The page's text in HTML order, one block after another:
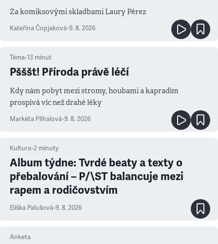
Za komiksovými skladbami Laury Pérez
Kateřina Čopjaková•9. 8. 2026
Téma•13 minut
Pšššt! Příroda právě léčí
Kdy nám pobyt mezi stromy, houbami a kapradím
prospívá víc než drahé léky
Markéta Plíhalová•9. 8. 2026
Kultura•2 minuty
Album týdne: Tvrdé beaty a texty o
přebalování – P/\ST balancuje mezi
rapem a rodičovstvím
Eliška Palušová•9. 8. 2026
Anketa